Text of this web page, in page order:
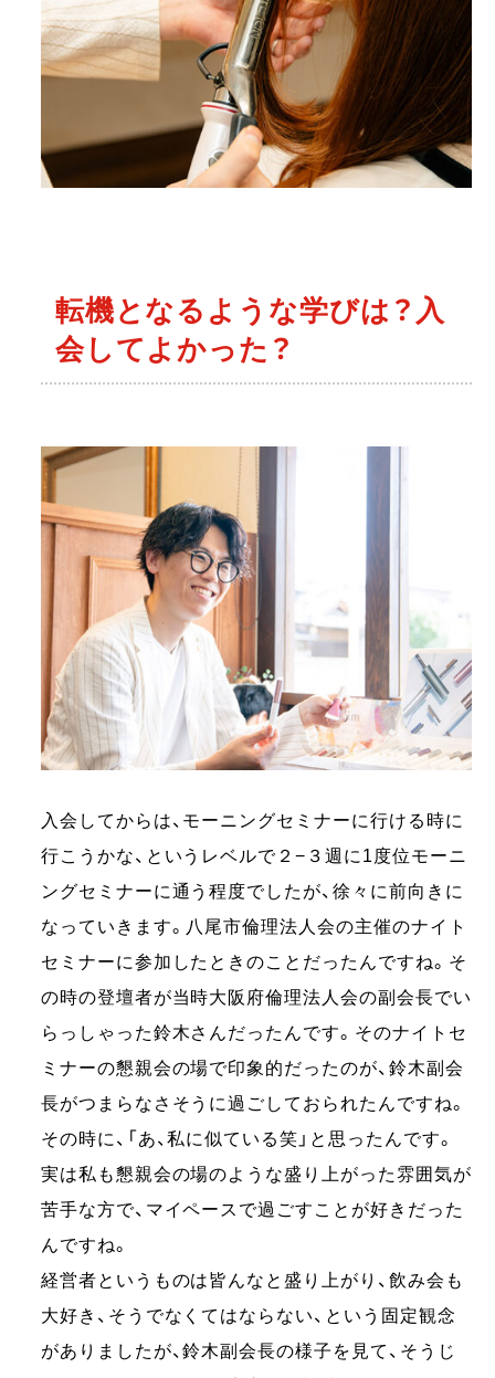
転機となるような学びは？入
会してよかった？
入会してからは、モーニングセミナーに行ける時に
行こうかな、というレベルで２−３週に1度位モーニ
ングセミナーに通う程度でしたが、徐々に前向きに
なっていきます。八尾市倫理法人会の主催のナイト
セミナーに参加したときのことだったんですね。そ
の時の登壇者が当時大阪府倫理法人会の副会長でい
らっしゃった鈴木さんだったんです。そのナイトセ
ミナーの懇親会の場で印象的だったのが、鈴木副会
長がつまらなさそうに過ごしておられたんですね。
その時に、「あ、私に似ている笑」と思ったんです。
実は私も懇親会の場のような盛り上がった雰囲気が
苦手な方で、マイペースで過ごすことが好きだった
んですね。
経営者というものは皆んなと盛り上がり、飲み会も
大好き、そうでなくてはならない、という固定観念
がありましたが、鈴木副会長の様子を見て、そうじ